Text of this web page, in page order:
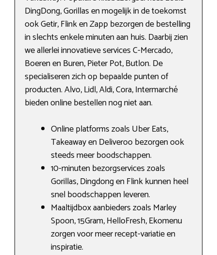
DingDong, Gorillas en mogelijk in de toekomst
ook Getir, Flink en Zapp bezorgen de bestelling
in slechts enkele minuten aan huis. Daarbij zien
we allerlei innovatieve services C-Mercado,
Boeren en Buren, Pieter Pot, Butlon. De
specialiseren zich op bepaalde punten of
producten. Alvo, Lidl, Aldi, Cora, Intermarché
bieden online bestellen nog niet aan.
Online platforms zoals Uber Eats,
Takeaway en Deliveroo bezorgen ook
steeds meer boodschappen.
10-minuten bezorgservices zoals
Gorillas, Dingdong en Flink kunnen heel
snel boodschappen leveren.
Maaltijdbox aanbieders zoals Marley
Spoon, 15Gram, HelloFresh, Ekomenu
zorgen voor meer recept-variatie en
inspiratie.